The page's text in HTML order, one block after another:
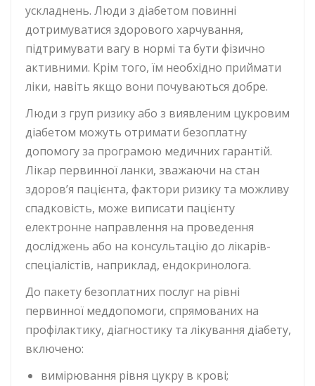
ускладнень. Люди з діабетом повинні
дотримуватися здорового харчування,
підтримувати вагу в нормі та бути фізично
активними. Крім того, їм необхідно приймати
ліки, навіть якщо вони почуваються добре.
Люди з груп ризику або з виявленим цукровим
діабетом можуть отримати безоплатну
допомогу за програмою медичних гарантій.
Лікар первинної ланки, зважаючи на стан
здоров’я пацієнта, фактори ризику та можливу
спадковість, може виписати пацієнту
електронне направлення на проведення
досліджень або на консультацію до лікарів-
спеціалістів, наприклад, ендокринолога.
До пакету безоплатних послуг на рівні
первинної меддопомоги, спрямованих на
профілактику, діагностику та лікування діабету,
включено:
вимірювання рівня цукру в крові;